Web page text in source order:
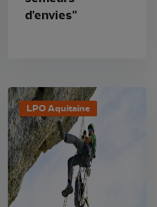
d'envies"
LPO Aquitaine